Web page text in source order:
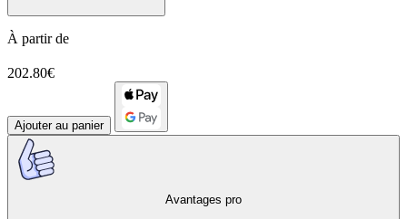
À partir de
202.80€
Ajouter au panier
Avantages pro